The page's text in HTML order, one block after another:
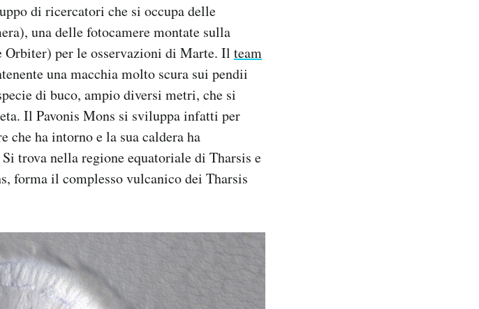
di ricercatori che si occupa delle
una delle fotocamere montate sulla
Orbiter) per le osservazioni di Marte. Il team
una macchia molto scura sui pendii
di buco, ampio diversi metri, che si
Il Pavonis Mons si sviluppa infatti per
ha intorno e la sua caldera ha
trova nella regione equatoriale di Tharsis e
forma il complesso vulcanico dei Tharsis